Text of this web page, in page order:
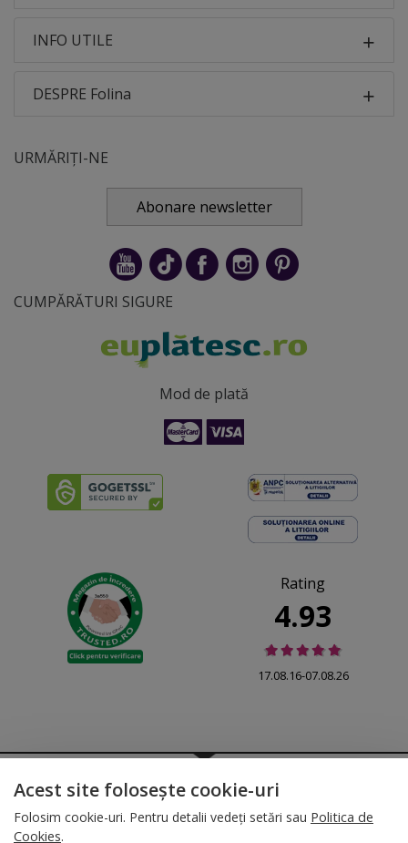
INFO UTILE
DESPRE Folina
URMĂRIȚI-NE
Abonare newsletter
CUMPĂRĂTURI SIGURE
Mod de plată
Rating
4.93
17.08.16-07.08.26
© 2026 Folina.ro | All Rights Reserved. Folina.ro |
Designed by Artvertising
• Termene și condiții•Gestionează preferințe cookies
Acest site folosește cookie-uri
Folosim cookie-uri. Pentru detalii vedeți setări sau Politica de
Cookies.